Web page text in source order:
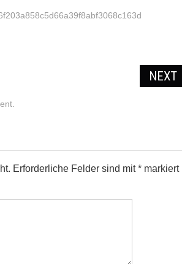
NEXT
Erforderliche Felder sind mit* markiert